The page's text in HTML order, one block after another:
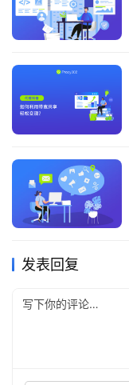
发表回复